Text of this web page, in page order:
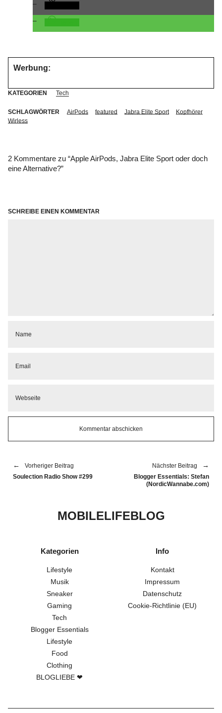
Werbung:
KATEGORIEN Tech
SCHLAGWÖRTER AirPods featured Jabra Elite Sport
Kopfhörer
Wirless
2 Kommentare zu “Apple AirPods, Jabra Elite Sport oder doch
eine Alternative?”
SCHREIBE EINEN KOMMENTAR
Vorheriger Beitrag
Soulection Radio Show #299
Nächster Beitrag
Blogger Essentials: Stefan
(NordicWannabe.com)
MOBILELIFEBLOG
Kategorien
Lifestyle
Musik
Sneaker
Gaming
Tech
Blogger Essentials
Lifestyle
Food
Clothing
BLOGLIEBE ❤
Info
Kontakt
Impressum
Datenschutz
Cookie-Richtlinie (EU)